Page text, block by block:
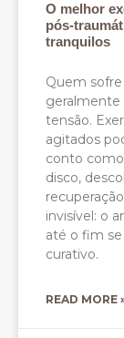
O melhor
pós-
tranquilos
Quem
tensão.
agitados
conto
disco,
invisível: o
até o fim
curativo.
READ MORE